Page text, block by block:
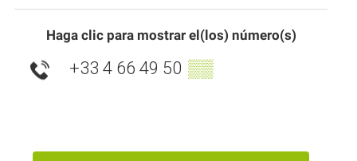
Haga clic para mostrar el(los) número(s)
+33 4 66 49 50 ▒▒